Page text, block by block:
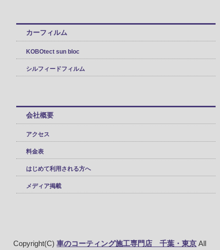
カーフィルム
KOBOtect sun bloc
シルフィードフィルム
会社概要
アクセス
料金表
はじめて利用される方へ
メディア掲載
Copyright(C)車のコーティング施工専門店 千葉・東京 All